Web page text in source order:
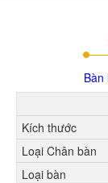
Bàn
Kích thước
Loại Chân bàn
Loại bàn